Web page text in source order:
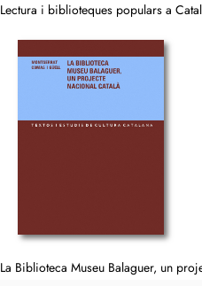
Lectura i biblioteques populars a
La Biblioteca Museu Balaguer, un